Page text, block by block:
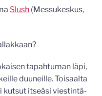
Slush (Messukeskus,
tapahtuman läpi,
duuneille. Toisaalta
kutsut itseäsi viestintä-